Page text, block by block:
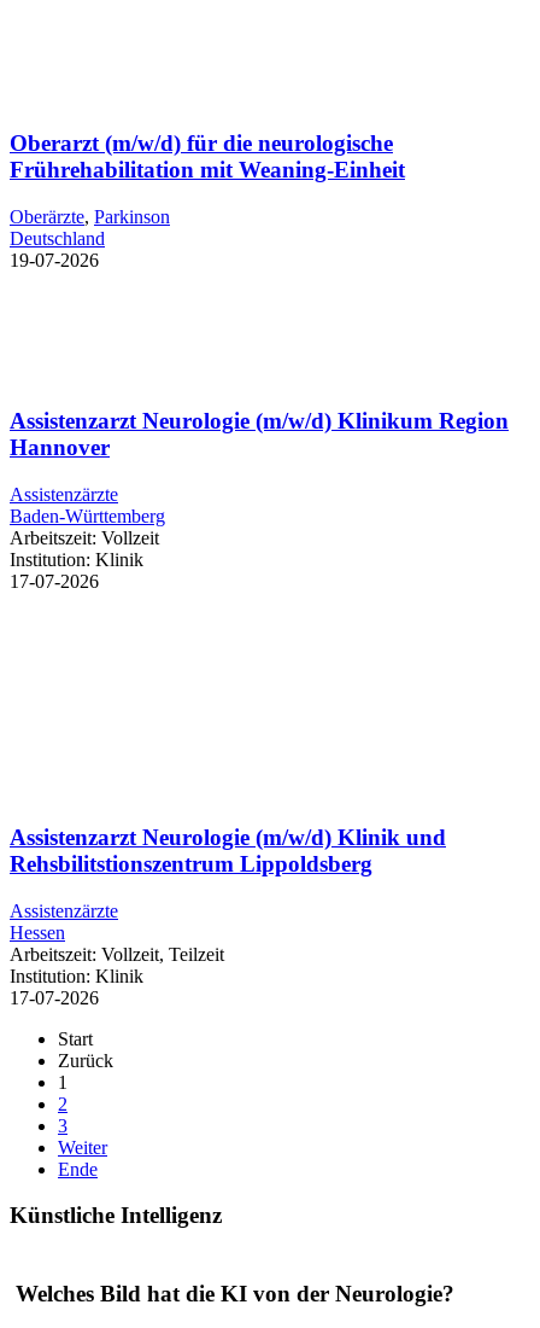
Oberarzt (m/w/d) für die neurologische
Frührehabilitation mit Weaning-Einheit
Oberärzte, Parkinson
Deutschland
19-07-2026
Assistenzarzt Neurologie (m/w/d) Klinikum Region
Hannover
Assistenzärzte
Baden-Württemberg
Arbeitszeit: Vollzeit
Institution: Klinik
17-07-2026
Assistenzarzt Neurologie (m/w/d) Klinik und
Rehsbilitstionszentrum Lippoldsberg
Assistenzärzte
Hessen
Arbeitszeit: Vollzeit, Teilzeit
Institution: Klinik
17-07-2026
Start
Zurück
1
2
3
Weiter
Ende
Künstliche Intelligenz
Welches Bild hat die KI von der Neurologie?